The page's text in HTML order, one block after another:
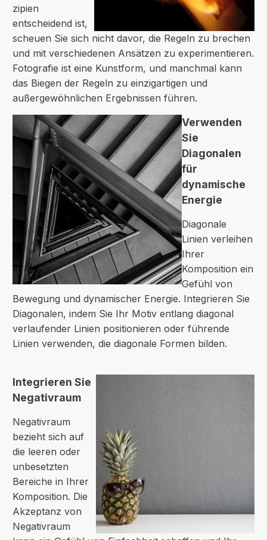
zipien
entscheidend ist,
scheuen Sie sich nicht davor, die Regeln zu brechen
und mit verschiedenen Ansätzen zu experimentieren.
Fotografie ist eine Kunstform, und manchmal kann
das Biegen der Regeln zu einzigartigen und
außergewöhnlichen Ergebnissen führen.
Verwenden
Sie
Diagonalen
für
dynamische
Energie
Diagonale
Linien verleihen
Ihrer
Komposition ein
Gefühl von
Bewegung und dynamischer Energie. Integrieren Sie
Diagonalen, indem Sie Ihr Motiv entlang diagonal
verlaufender Linien positionieren oder führende
Linien verwenden, die diagonale Formen bilden.
Integrieren Sie
Negativraum
Negativraum
bezieht sich auf
die leeren oder
unbesetzten
Bereiche in Ihrer
Komposition. Die
Akzeptanz von
Negativraum